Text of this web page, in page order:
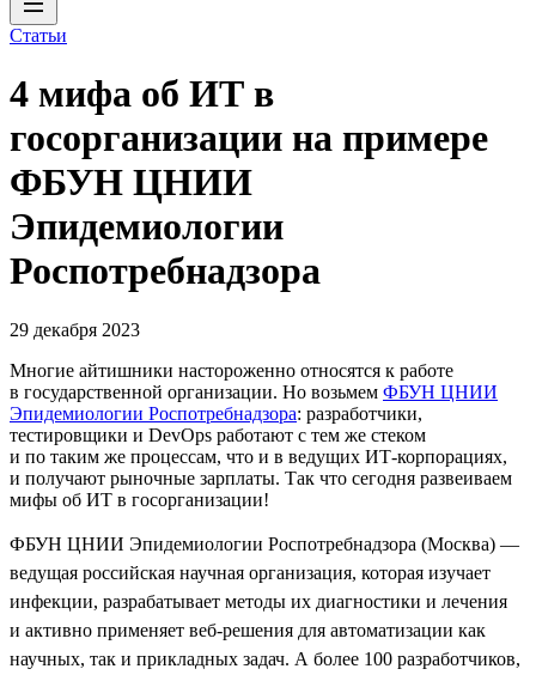
Статьи
4 мифа об ИТ в
госорганизации на примере
ФБУН ЦНИИ
Эпидемиологии
Роспотребнадзора
29 декабря 2023
Многие айтишники настороженно относятся к работе
в государственной организации. Но возьмем ФБУН ЦНИИ
Эпидемиологии Роспотребнадзора: разработчики,
тестировщики и DevOps работают с тем же стеком
и по таким же процессам, что и в ведущих ИТ-корпорациях,
и получают рыночные зарплаты. Так что сегодня развеиваем
мифы об ИТ в госорганизации!
ФБУН ЦНИИ Эпидемиологии Роспотребнадзора (Москва) —
ведущая российская научная организация, которая изучает
инфекции, разрабатывает методы их диагностики и лечения
и активно применяет веб-решения для автоматизации как
научных, так и прикладных задач. А более 100 разработчиков,